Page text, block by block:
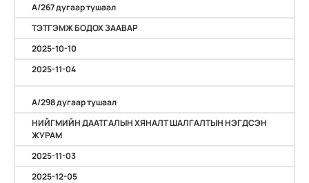
А/267 дугаар тушаал
ТЭТГЭМЖ БОДОХ ЗААВАР
2025-10-10
2025-11-04
А/298 дугаар тушаал
НИЙГМИЙН ДААТГАЛЫН ХЯНАЛТ ШАЛГАЛТЫН НЭГДСЭН
ЖУРАМ
2025-11-03
2025-12-05